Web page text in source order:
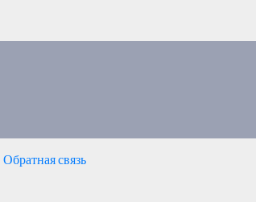
Обратная связь